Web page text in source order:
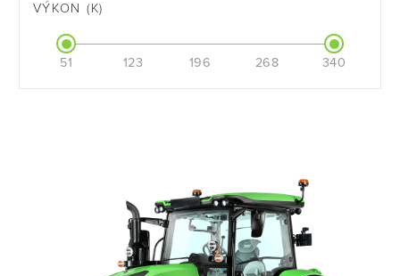
VÝKON (K)
51 123 196 268 340